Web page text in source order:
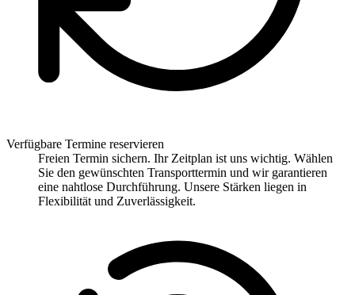
Verfügbare Termine reservieren
Freien Termin sichern. Ihr Zeitplan ist uns wichtig. Wählen
Sie den gewünschten Transporttermin und wir garantieren
eine nahtlose Durchführung. Unsere Stärken liegen in
Flexibilität und Zuverlässigkeit.